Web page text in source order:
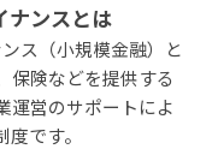
ナンスとは
ス（小規模金融）と
保険などを提供する
運営のサポートによ
です。